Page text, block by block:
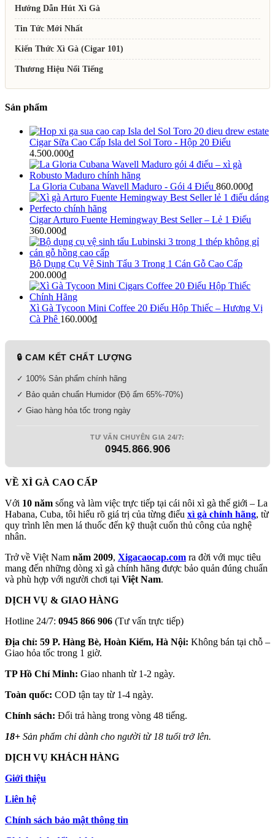
Hướng Dẫn Hút Xì Gà
Tin Tức Mới Nhất
Kiến Thức Xì Gà (Cigar 101)
Thương Hiệu Nổi Tiếng
Sản phẩm
Cigar Sữa Cao Cấp Isla del Sol Toro - Hộp 20 Điếu
4.500.000₫
La Gloria Cubana Wavell Maduro - Gói 4 Điếu 860.000₫
Cigar Arturo Fuente Hemingway Best Seller – Lẻ 1 Điếu
360.000₫
Bộ Dụng Cụ Vệ Sinh Tẩu 3 Trong 1 Cán Gỗ Cao Cấp
200.000₫
Xì Gà Tycoon Mini Coffee 20 Điếu Hộp Thiếc – Hương Vị
Cà Phê 160.000₫
🔒 CAM KẾT CHẤT LƯỢNG
✓ 100% Sản phẩm chính hãng
✓ Bảo quản chuẩn Humidor (Độ ẩm 65%-70%)
✓ Giao hàng hỏa tốc trong ngày
TƯ VẤN CHUYÊN GIA 24/7:
0945.866.906
VỀ XÌ GÀ CAO CẤP
Với 10 năm sống và làm việc trực tiếp tại cái nôi xì gà thế giới – La
Habana, Cuba, tôi hiểu rõ giá trị của từng điếu xì gà chính hãng, từ
quy trình lên men lá thuốc đến kỹ thuật cuốn thủ công của nghệ
nhân.
Trở về Việt Nam năm 2009, Xigacaocap.com ra đời với mục tiêu
mang đến những dòng xì gà chính hãng được bảo quản đúng chuẩn
và phù hợp với người chơi tại Việt Nam.
DỊCH VỤ & GIAO HÀNG
Hotline 24/7: 0945 866 906 (Tư vấn trực tiếp)
Địa chỉ: 59 P. Hàng Bè, Hoàn Kiếm, Hà Nội: Không bán tại chỗ –
Giao hỏa tốc trong 1 giờ.
TP Hồ Chí Minh: Giao nhanh từ 1-2 ngày.
Toàn quốc: COD tận tay từ 1-4 ngày.
Chính sách: Đổi trả hàng trong vòng 48 tiếng.
18+ Sản phẩm chỉ dành cho người từ 18 tuổi trở lên.
DỊCH VỤ KHÁCH HÀNG
Giới thiệu
Liên hệ
Chính sách bảo mật thông tin